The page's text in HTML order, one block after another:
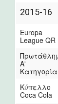
2015-16
Europa
League QR
Α'
Κύπελλο
Coca Cola